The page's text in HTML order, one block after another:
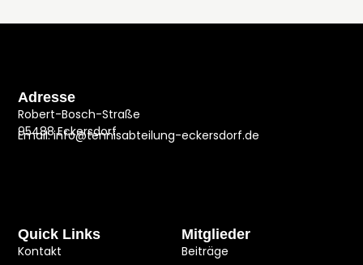
Mitglieder
Beiträge
Quick Links
Kontakt
Adresse
Robert-Bosch-Straße
95488 Eckersdorf
Email: info@tennisabteilung-eckersdorf.de